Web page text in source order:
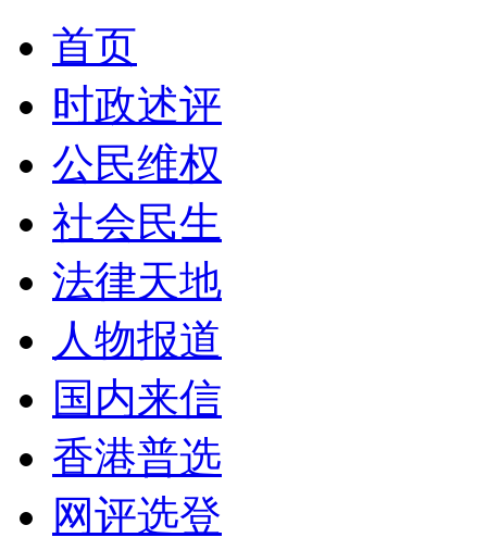
首页
时政述评
公民维权
社会民生
法律天地
人物报道
国内来信
香港普选
网评选登